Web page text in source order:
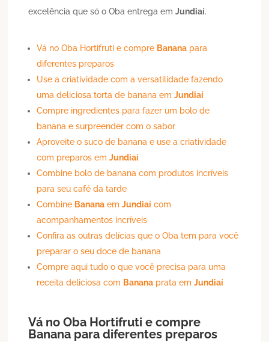
excelência que só o Oba entrega emJundiaí.
Vá no Oba Hortifruti e compre Banana para
diferentes preparos
Use a criatividade com a versatilidade fazendo
uma deliciosa torta de banana emJundiaí
Compre ingredientes para fazer um bolo de
banana e surpreender com o sabor
Aproveite o suco de banana e use a criatividade
com preparos emJundiaí
Combine bolo de banana com produtos incríveis
para seu café da tarde
Combine Banana emJundiaí com
acompanhamentos incríveis
Confira as outras delícias que o Oba tem para você
preparar o seu doce de banana
Compre aqui tudo o que você precisa para uma
receita deliciosa com Banana prata emJundiaí
Vá no Oba Hortifruti e compre
Banana para diferentes preparos